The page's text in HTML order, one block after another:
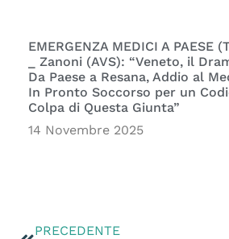
EMERGENZA MEDICI A PAESE
_ Zanoni (AVS): “Veneto, il
Da Paese a Resana, Addio al
In Pronto Soccorso per un
Colpa di Questa Giunta”
14 Novembre 2025
PRECEDENTE